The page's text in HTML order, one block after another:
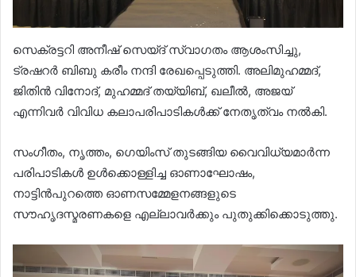
സെക്രട്ടറി അനീഷ് സെയ്ദ് സ്വാഗതം ആശംസിച്ചു,
ട്രഷറർ ബിബു കരീം നന്ദി രേഖപ്പെടുത്തി. അലിമുഹമ്മദ്,
ജിതിൻ വിനോദ്, മുഹമ്മദ് തയ്യിബ്, ഖലീൽ, അജയ്
എന്നിവർ വിവിധ കലാപരിപാടികൾക്ക് നേതൃത്വം നൽകി.
സംഗീതം, നൃത്തം, ഗെയിംസ് തുടങ്ങിയ വൈവിധ്യമാർന്ന
പരിപാടികൾ ഉൾക്കൊള്ളിച്ച ഓണാഘോഷം,
നാട്ടിൻപുറത്തെ ഓണസമ്മേളനങ്ങളുടെ
സൗഹൃദസ്മരണകളെ എല്ലാവർക്കും പുതുക്കിക്കൊടുത്തു.